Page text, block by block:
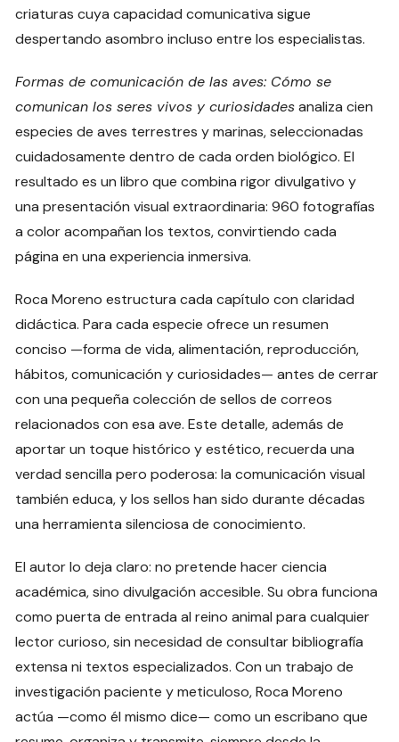
criaturas cuya capacidad comunicativa sigue
despertando asombro incluso entre los especialistas.
Formas de comunicación de las aves: Cómo se
comunican los seres vivos y curiosidadesanaliza cien
especies de aves terrestres y marinas, seleccionadas
cuidadosamente dentro de cada orden biológico. El
resultado es un libro que combina rigor divulgativo y
una presentación visual extraordinaria: 960 fotografías
a color acompañan los textos, convirtiendo cada
página en una experiencia inmersiva.
Roca Moreno estructura cada capítulo con claridad
didáctica. Para cada especie ofrece un resumen
conciso —forma de vida, alimentación, reproducción,
hábitos, comunicación y curiosidades— antes de cerrar
con una pequeña colección de sellos de correos
relacionados con esa ave. Este detalle, además de
aportar un toque histórico y estético, recuerda una
verdad sencilla pero poderosa: la comunicación visual
también educa, y los sellos han sido durante décadas
una herramienta silenciosa de conocimiento.
El autor lo deja claro: no pretende hacer ciencia
académica, sino divulgación accesible. Su obra funciona
como puerta de entrada al reino animal para cualquier
lector curioso, sin necesidad de consultar bibliografía
extensa ni textos especializados. Con un trabajo de
investigación paciente y meticuloso, Roca Moreno
actúa —como él mismo dice— como un escribano que